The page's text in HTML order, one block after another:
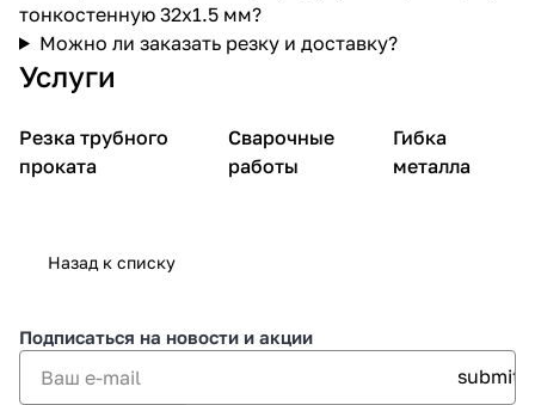
тонкостенную 32х1.5 мм?
Можно ли заказать резку и доставку?
Услуги
Резка трубного
проката
Сварочные
работы
Гибка
металла
Назад к списку
Подписаться на новости и акции